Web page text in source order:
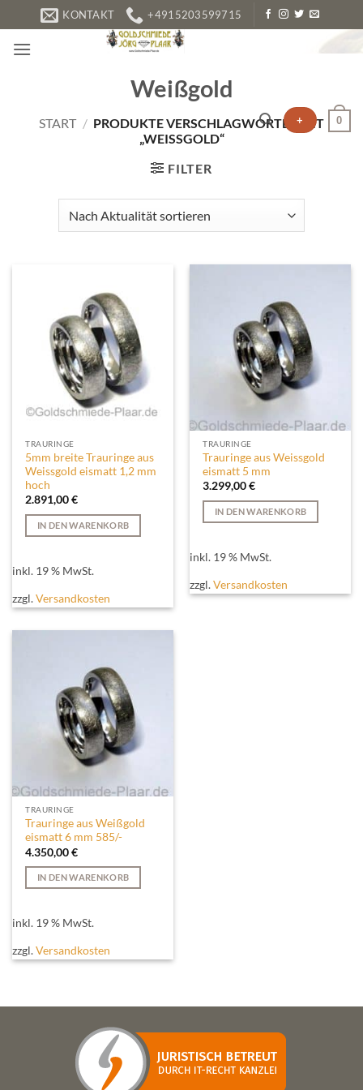
Inhalt
springen
KONTAKT +4915203599715
+ 0
Weißgold
START / PRODUKTE VERSCHLAGWORTET MIT
„WEISSGOLD“
FILTER
TRAURINGE
5mm breite Trauringe aus
Weissgold eismatt 1,2 mm
hoch
2.891,00€
IN DEN WARENKORB
inkl. 19 % MwSt.
zzgl.Versandkosten
TRAURINGE
Trauringe aus Weissgold
eismatt 5 mm
3.299,00€
IN DEN WARENKORB
inkl. 19 % MwSt.
zzgl.Versandkosten
TRAURINGE
Trauringe aus Weißgold
eismatt 6 mm 585/-
4.350,00€
IN DEN WARENKORB
inkl. 19 % MwSt.
zzgl.Versandkosten